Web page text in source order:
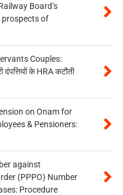
Board’s
of
Couples:
के HRA कटौती
on Onam for
& Pensioners:
against
(PPPO) Number
Procedure